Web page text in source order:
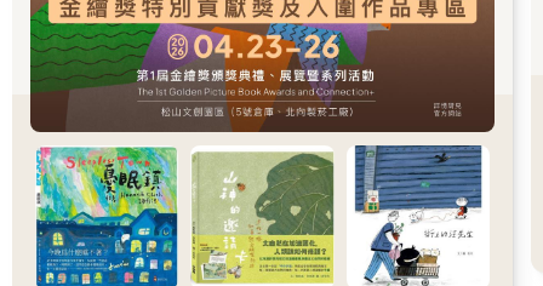
「是媽嗎？」、「媽，妳今天回來嗎？」
芊穗那邊突然傳來其他人的聲音，那是兒子立行跟宥辰的聲音，
立行今年十八歲，宥辰十三歲，都是精力最旺盛的時期。
「姊，我看到妳拿車鑰匙了，妳要去車站接媽嗎？我也要去！」
立行充滿活力的聲音透過手機傳過來，綺媚頓時感覺心情好了許
綺媚叫芊穗開啟手機的擴音，對兩個兒子告誡道：「好了，你們
兩個不能跟，快去睡覺，讓姊姊來接我就好。」
「蛤，不公平！」、「為什麼我們不能去！」立行跟宥辰一起抱
怨道，直到啪啪兩聲後，兩人才安靜下來。
看來他們又被芊穗拍頭教訓了……綺媚忍不住笑了出來，她心裡